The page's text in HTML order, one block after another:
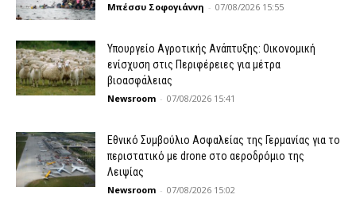
Μπέσσυ Σοφογιάννη - 07/08/2026 15:55
Υπουργείο Αγροτικής Ανάπτυξης: Οικονομική
ενίσχυση στις Περιφέρειες για μέτρα
βιοασφάλειας
Newsroom - 07/08/2026 15:41
Εθνικό Συμβούλιο Ασφαλείας της Γερμανίας για το
περιστατικό με drone στο αεροδρόμιο της
Λειψίας
Newsroom - 07/08/2026 15:02